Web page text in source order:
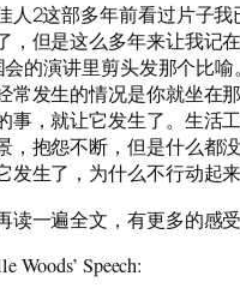
人2这部多年前看过片子我
，但是这么多年来让我记
会的演讲里剪头发那个比
常发生的情况是你就坐在
事，就让它发生了。生活
，抱怨不断，但是什么都
发生了，为什么不行动起
读一遍全文，有更多的感受
Woods’ Speech: